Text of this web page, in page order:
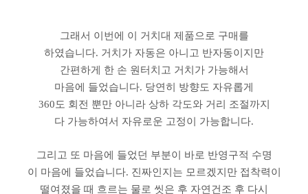
그래서 이번에 이 거치대 제품으로 구매를
하였습니다. 거치가 자동은 아니고 반자동이지만
간편하게 한 손 원터치고 거치가 가능해서
마음에 들었습니다. 당연히 방향도 자유롭게
360도 회전 뿐만 아니라 상하 각도와 거리 조절까지
다 가능하여서 자유로운 고정이 가능합니다.
그리고 또 마음에 들었던 부분이 바로 반영구적 수명
이 마음에 들었습니다. 진짜인지는 모르겠지만 접착력이
떨여졌을 때 흐르는 물로 씻은 후 자연건조 후 다시